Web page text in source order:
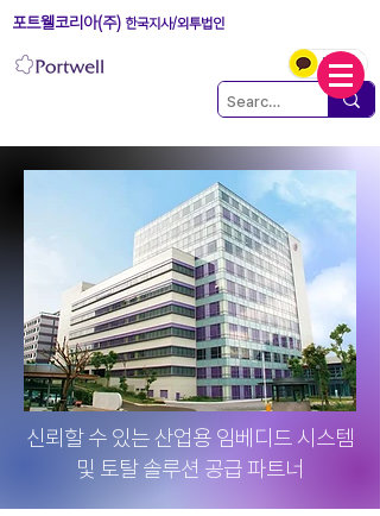
포트웰코리아(주) 한국지사/외투법인
신뢰할 수 있는 산업용 임베디드 시스템
및 토탈 솔루션 공급 파트너